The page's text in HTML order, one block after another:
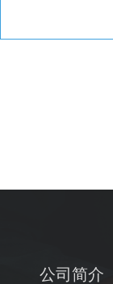
公司简介